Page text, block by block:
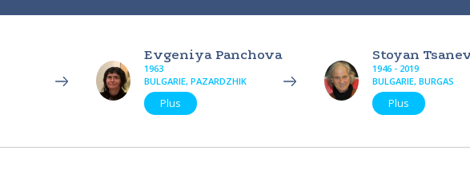
Evgeniya Panchova
1963
BULGARIE, PAZARDZHIK
Plus
Stoyan
1946 - 2019
BULGARIE, BURGAS
Plus